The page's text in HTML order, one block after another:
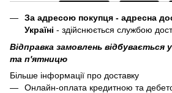
За адресою покупця - адресна
Україні - здійснюється службою
Відправка замовлень відбувається
та п'ятницю
Більше інформації про доставку
Онлайн-оплата кредитною та